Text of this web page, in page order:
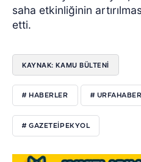
saha etkinliğinin
etti.
KAYNAK: KAMU BÜLTENİ
# HABERLER # URFAHABER
# GAZETEIPEKYOL